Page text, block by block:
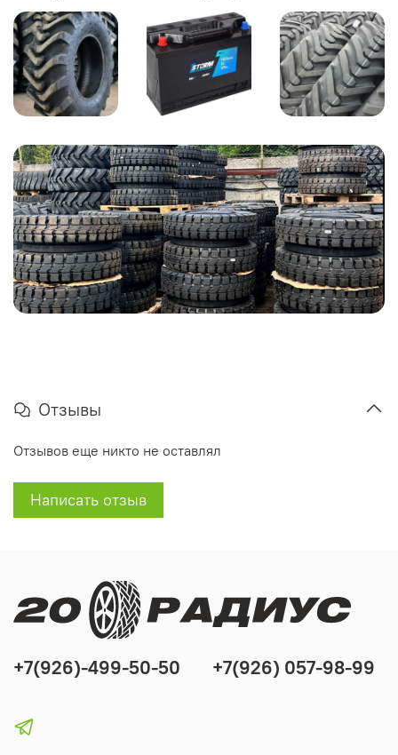
Отзывы
Отзывов еще никто не оставлял
Написать отзыв
+7(926)-499-50-50 +7(926) 057-98-99